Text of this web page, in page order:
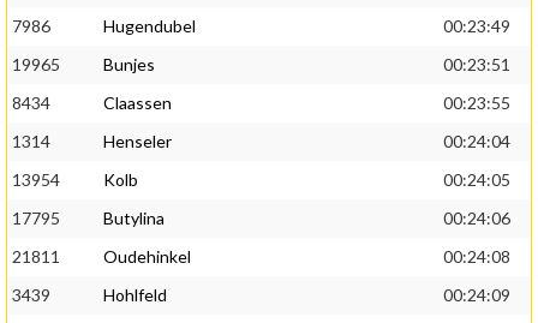
7986
Hugendubel
00:23:49
19965
Bunjes
00:23:51
8434
Claassen
00:23:55
1314
Henseler
00:24:04
13954
Kolb
00:24:05
17795
Butylina
00:24:06
21811
Oudehinkel
00:24:08
3439
Hohlfeld 00:24:09